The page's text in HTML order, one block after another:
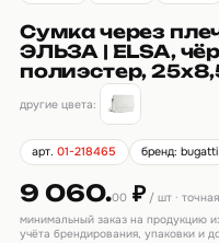
Сумка через
ЭЛЬЗА | ELSA,
полиэстер,
другие цвета:
арт.01-218465 бренд: bugatti
9 060.00₽/ шт ·
минимальный заказ на продукцию
учёта брендирования, упаковки и